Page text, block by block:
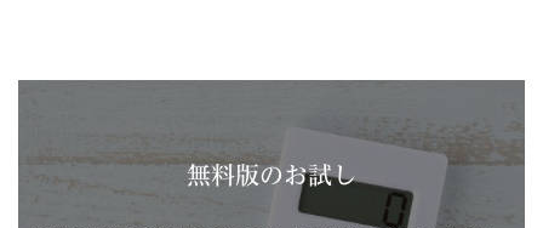
無料版のお試し